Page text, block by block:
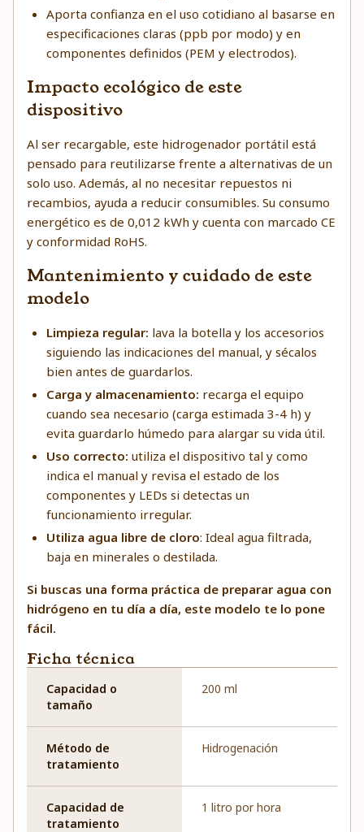
Aporta confianza en el uso cotidiano al basarse en
especificaciones claras (ppb por modo) y en
componentes definidos (PEM y electrodos).
Impacto ecológico de este
dispositivo
Al ser recargable, este hidrogenador portátil está
pensado para reutilizarse frente a alternativas de un
solo uso. Además, al no necesitar repuestos ni
recambios, ayuda a reducir consumibles. Su consumo
energético es de 0,012 kWh y cuenta con marcado CE
y conformidad RoHS.
Mantenimiento y cuidado de este
modelo
Limpieza regular: lava la botella y los accesorios
siguiendo las indicaciones del manual, y sécalos
bien antes de guardarlos.
Carga y almacenamiento: recarga el equipo
cuando sea necesario (carga estimada 3-4 h) y
evita guardarlo húmedo para alargar su vida útil.
Uso correcto: utiliza el dispositivo tal y como
indica el manual y revisa el estado de los
componentes y LEDs si detectas un
funcionamiento irregular.
Utiliza agua libre de cloro: Ideal agua filtrada,
baja en minerales o destilada.
Si buscas una forma práctica de preparar agua con
hidrógeno en tu día a día, este modelo te lo pone
fácil.
Ficha técnica
Capacidad o
tamaño
200 ml
Método de
tratamiento
Hidrogenación
Capacidad de
tratamiento
1 litro por hora